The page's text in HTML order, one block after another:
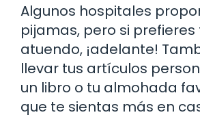
Algunos hospitales
pijamas, pero si
atuendo, ¡adelante!
llevar tus artículos
un libro o tu almohada
que te sientas más en